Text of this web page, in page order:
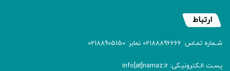
ارتباط
شـماره تمـاس: 02188896666 نمابر: 02188905150
پسـت الـکترونیـکی: info[at]namaz.ir